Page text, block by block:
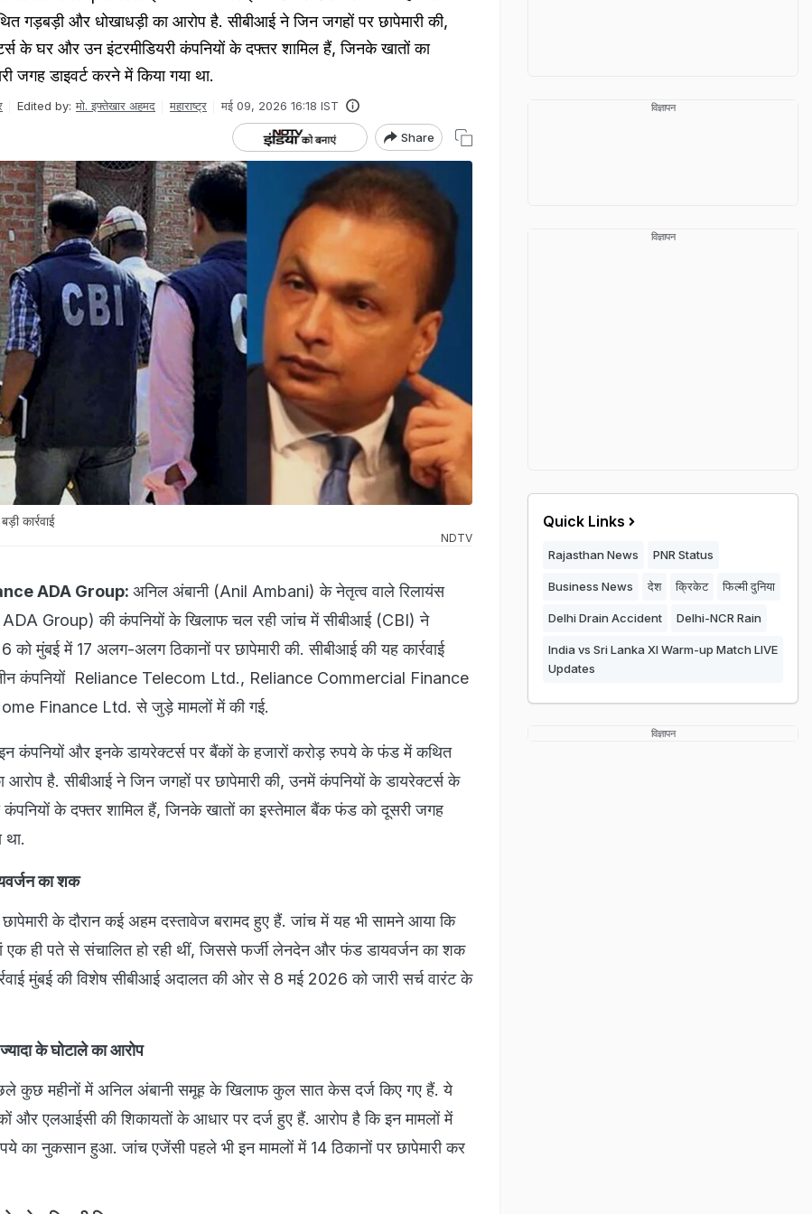
गड़बड़ी और धोखाधड़ी का आरोप है. सीबीआई ने जिन जगहों पर छापेमारी की,
के घर और उन इंटरमीडियरी कंपनियों के दफ्तर शामिल हैं, जिनके खातों का
जगह डाइवर्ट करने में किया गया था.
Edited by: मो. इफ्तेखार अहमद महाराष्ट्र मई 09, 2026 16:18 IST
Share
कार्रवाई
NDTV
ADA Group: अनिल अंबानी (Anil Ambani) के नेतृत्व वाले रिलायंस
Group) की कंपनियों के खिलाफ चल रही जांच में सीबीआई (CBI) ने
को मुंबई में 17 अलग-अलग ठिकानों पर छापेमारी की. सीबीआई की यह कार्रवाई
तीन कंपनियों Reliance Telecom Ltd., Reliance Commercial Finance
Finance Ltd. से जुड़े मामलों में की गई.
कंपनियों और इनके डायरेक्टर्स पर बैंकों के हजारों करोड़ रुपये के फंड में कथित
है. सीबीआई ने जिन जगहों पर छापेमारी की, उनमें कंपनियों के डायरेक्टर्स के
कंपनियों के दफ्तर शामिल हैं, जिनके खातों का इस्तेमाल बैंक फंड को दूसरी जगह
था.
का शक
के दौरान कई अहम दस्तावेज बरामद हुए हैं. जांच में यह भी सामने आया कि
एक ही पते से संचालित हो रही थीं, जिससे फर्जी लेनदेन और फंड डायवर्जन का शक
मुंबई की विशेष सीबीआई अदालत की ओर से 8 मई 2026 को जारी सर्च वारंट के
के घोटाले का आरोप
कुछ महीनों में अनिल अंबानी समूह के खिलाफ कुल सात केस दर्ज किए गए हैं. ये
और एलआईसी की शिकायतों के आधार पर दर्ज हुए हैं. आरोप है कि इन मामलों में
का नुकसान हुआ. जांच एजेंसी पहले भी इन मामलों में 14 ठिकानों पर छापेमारी कर
विज्ञापन
विज्ञापन
Quick Links
Rajasthan News PNR Status
Business News देश क्रिकेट फिल्मी दुनिया
Delhi Drain Accident Delhi-NCR Rain
India vs Sri Lanka XI Warm-up Match LIVE
Updates
विज्ञापन